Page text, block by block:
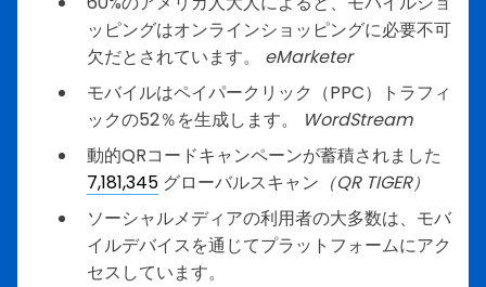
ッピングはオンラインショッピングに必要不可
欠だとされています。 eMarketer
モバイルはペイパークリック（PPC）トラフィ
ックの52％を生成します。
WordStream
動的QRコードキャンペーンが蓄積されました
7,181,345 グローバルスキャン （QR TIGER）
ソーシャルメディアの利用者の大多数は、モバ
イルデバイスを通じてプラットフォームにアク
セスしています。